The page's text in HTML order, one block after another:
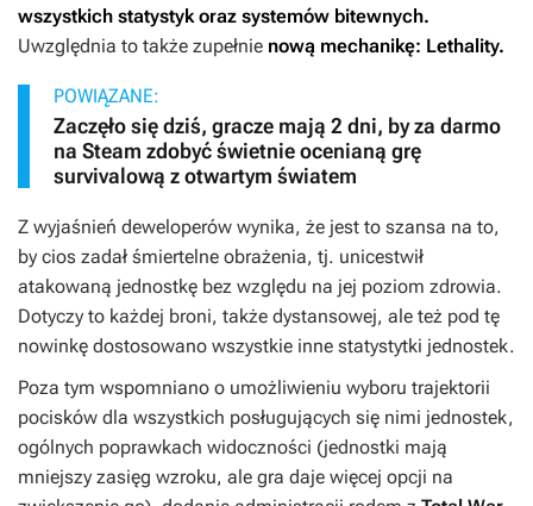
wszystkich statystyk oraz systemów bitewnych.
Uwzględnia to także zupełnie nową mechanikę: Lethality.
POWIĄZANE:
Zaczęło się dziś, gracze mają 2 dni, by za darmo
na Steam zdobyć świetnie ocenianą grę
survivalową z otwartym światem
Z wyjaśnień deweloperów wynika, że jest to szansa na to,
by cios zadał śmiertelne obrażenia, tj. unicestwił
atakowaną jednostkę bez względu na jej poziom zdrowia.
Dotyczy to każdej broni, także dystansowej, ale też pod tę
nowinkę dostosowano wszystkie inne statystytki jednostek.
Poza tym wspomniano o umożliwieniu wyboru trajektorii
pocisków dla wszystkich posługujących się nimi jednostek,
ogólnych poprawkach widoczności (jednostki mają
mniejszy zasięg wzroku, ale gra daje więcej opcji na